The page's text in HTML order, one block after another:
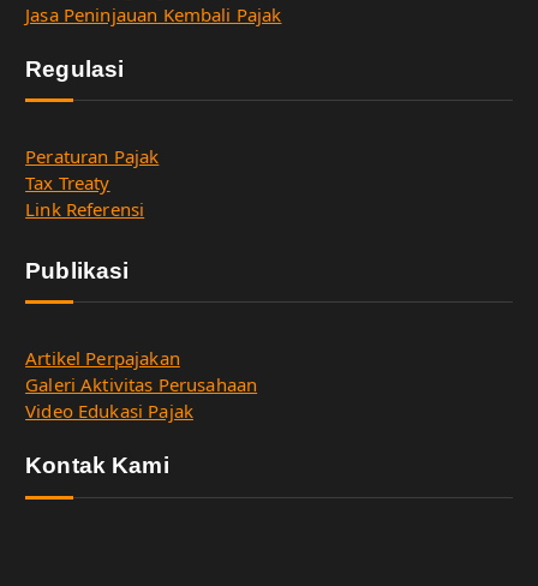
Jasa Peninjauan Kembali Pajak
Regulasi
Peraturan Pajak
Tax Treaty
Link Referensi
Publikasi
Artikel Perpajakan
Galeri Aktivitas Perusahaan
Video Edukasi Pajak
Kontak Kami